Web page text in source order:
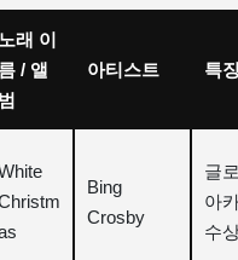
노래 이
름 / 앨
범
아티스트 특징
Bing
Crosby
글
아
수